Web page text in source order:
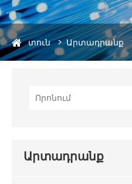
տուն Արտադրանք
Արտադրանք